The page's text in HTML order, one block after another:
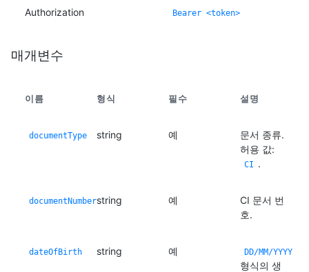
Authorization Bearer <token>
매개변수
이름 형식 필수 설명
documentType string 예
문서 종류.
허용 값:
CI .
documentNumberstring 예
CI 문서 번
호.
dateOfBirth string 예 DD/MM/YYYY
형식의 생